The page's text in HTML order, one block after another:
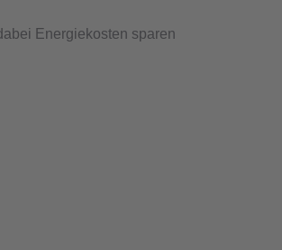
Energiekosten sparen